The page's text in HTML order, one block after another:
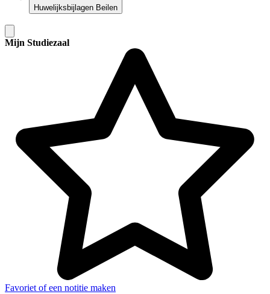
Huwelijksbijlagen Beilen
Mijn Studiezaal
Favoriet of een notitie maken